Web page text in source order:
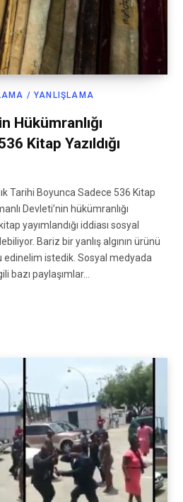
/ YANLIŞLAMA
Hükümranlığı
Kitap Yazıldığı
Tarihi Boyunca Sadece 536 Kitap
Devleti’nin hükümranlığı
yayımlandığı iddiası sosyal
Bariz bir yanlış algının ürünü
edinelim istedik. Sosyal medyada
bazı paylaşımlar…